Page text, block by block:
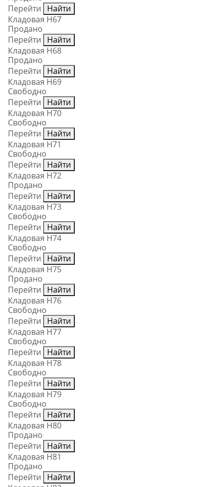
Перейти
Найти
Кладовая Н67
Продано
Перейти
Найти
Кладовая Н68
Продано
Перейти
Найти
Кладовая Н69
Свободно
Перейти
Найти
Кладовая Н70
Свободно
Перейти
Найти
Кладовая Н71
Свободно
Перейти
Найти
Кладовая Н72
Продано
Перейти
Найти
Кладовая Н73
Свободно
Перейти
Найти
Кладовая Н74
Свободно
Перейти
Найти
Кладовая Н75
Продано
Перейти
Найти
Кладовая Н76
Свободно
Перейти
Найти
Кладовая Н77
Свободно
Перейти
Найти
Кладовая Н78
Свободно
Перейти
Найти
Кладовая Н79
Свободно
Перейти
Найти
Кладовая Н80
Продано
Перейти
Найти
Кладовая Н81
Продано
Перейти
Найти